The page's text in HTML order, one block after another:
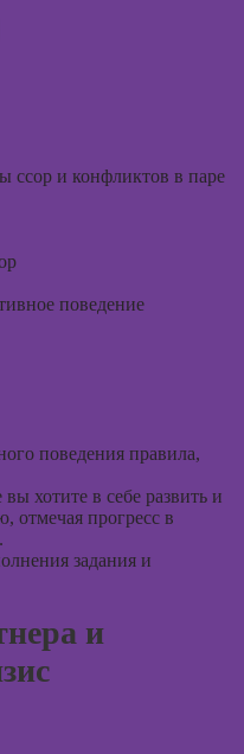
и конфликтов в паре
поведение
поведения правила,
хотите в себе развить и
отмечая прогресс в
задания и
и